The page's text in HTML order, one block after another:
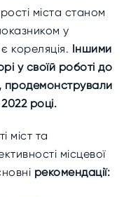
міста станом
у
кореляція. Іншими
у своїй роботі до
продемонстрували
році.
міст та
місцевої
рекомендації: